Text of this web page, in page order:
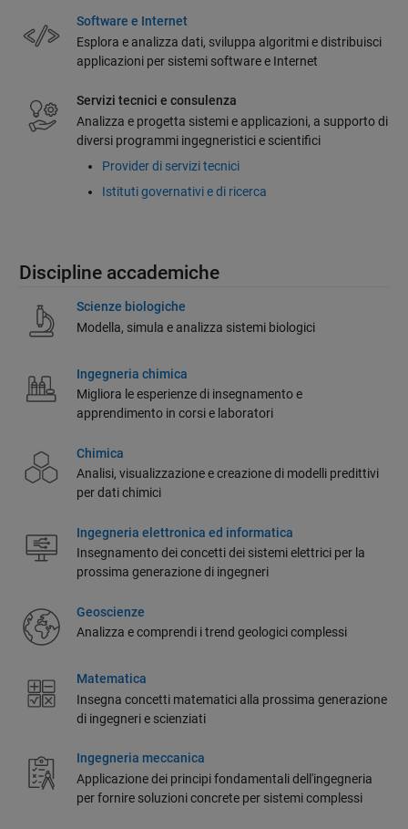
Software e Internet
Esplora e analizza dati, sviluppa algoritmi e distribuisci
applicazioni per sistemi software e Internet
Servizi tecnici e consulenza
Analizza e progetta sistemi e applicazioni, a supporto di
diversi programmi ingegneristici e scientifici
Provider di servizi tecnici
Istituti governativi e di ricerca
Discipline accademiche
Scienze biologiche
Modella, simula e analizza sistemi biologici
Ingegneria chimica
Migliora le esperienze di insegnamento e
apprendimento in corsi e laboratori
Chimica
Analisi, visualizzazione e creazione di modelli predittivi
per dati chimici
Ingegneria elettronica ed informatica
Insegnamento dei concetti dei sistemi elettrici per la
prossima generazione di ingegneri
Geoscienze
Analizza e comprendi i trend geologici complessi
Matematica
Insegna concetti matematici alla prossima generazione
di ingegneri e scienziati
Ingegneria meccanica
Applicazione dei principi fondamentali dell'ingegneria
per fornire soluzioni concrete per sistemi complessi